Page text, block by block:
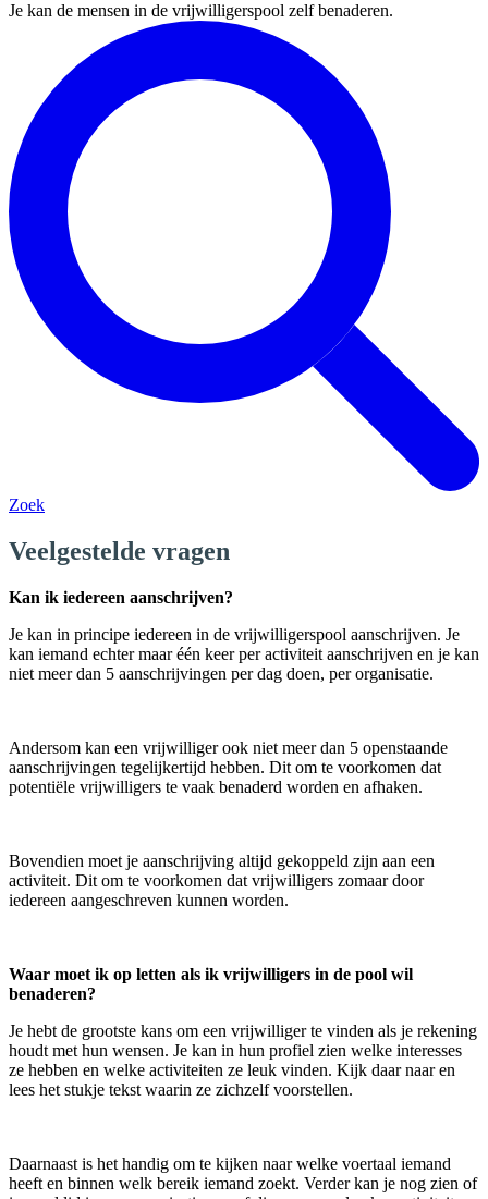
Je kan de mensen in de vrijwilligerspool zelf benaderen.
Zoek
Veelgestelde vragen
Kan ik iedereen aanschrijven?
Je kan in principe iedereen in de vrijwilligerspool aanschrijven. Je
kan iemand echter maar één keer per activiteit aanschrijven en je kan
niet meer dan 5 aanschrijvingen per dag doen, per organisatie.
Andersom kan een vrijwilliger ook niet meer dan 5 openstaande
aanschrijvingen tegelijkertijd hebben. Dit om te voorkomen dat
potentiële vrijwilligers te vaak benaderd worden en afhaken.
Bovendien moet je aanschrijving altijd gekoppeld zijn aan een
activiteit. Dit om te voorkomen dat vrijwilligers zomaar door
iedereen aangeschreven kunnen worden.
Waar moet ik op letten als ik vrijwilligers in de pool wil
benaderen?
Je hebt de grootste kans om een vrijwilliger te vinden als je rekening
houdt met hun wensen. Je kan in hun profiel zien welke interesses
ze hebben en welke activiteiten ze leuk vinden. Kijk daar naar en
lees het stukje tekst waarin ze zichzelf voorstellen.
Daarnaast is het handig om te kijken naar welke voertaal iemand
heeft en binnen welk bereik iemand zoekt. Verder kan je nog zien of